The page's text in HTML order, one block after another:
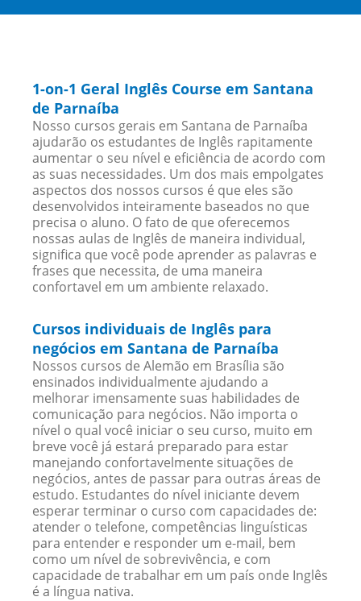
1-on-1 Geral Inglês Course em Santana
de Parnaíba
Nosso cursos gerais em Santana de Parnaíba
ajudarão os estudantes de Inglês rapitamente
aumentar o seu nível e eficiência de acordo com
as suas necessidades. Um dos mais empolgates
aspectos dos nossos cursos é que eles são
desenvolvidos inteiramente baseados no que
precisa o aluno. O fato de que oferecemos
nossas aulas de Inglês de maneira individual,
significa que você pode aprender as palavras e
frases que necessita, de uma maneira
confortavel em um ambiente relaxado.
Cursos individuais de Inglês para
negócios em Santana de Parnaíba
Nossos cursos de Alemão em Brasília são
ensinados individualmente ajudando a
melhorar imensamente suas habilidades de
comunicação para negócios. Não importa o
nível o qual você iniciar o seu curso, muito em
breve você já estará preparado para estar
manejando confortavelmente situações de
negócios, antes de passar para outras áreas de
estudo. Estudantes do nível iniciante devem
esperar terminar o curso com capacidades de:
atender o telefone, competências linguísticas
para entender e responder um e-mail, bem
como um nível de sobrevivência, e com
capacidade de trabalhar em um país onde Inglês
é a língua nativa.